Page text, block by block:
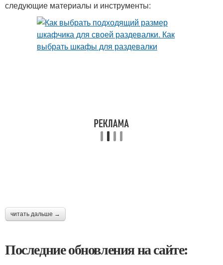
следующие материалы и инструменты:
читать дальше →
Последние обновления на сайте: